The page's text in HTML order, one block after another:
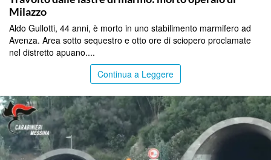
Milazzo
Aldo Gullotti, 44 anni, è morto in uno stabilimento marmifero ad
Avenza. Area sotto sequestro e otto ore di sciopero proclamate
nel distretto apuano....
Continua a Leggere